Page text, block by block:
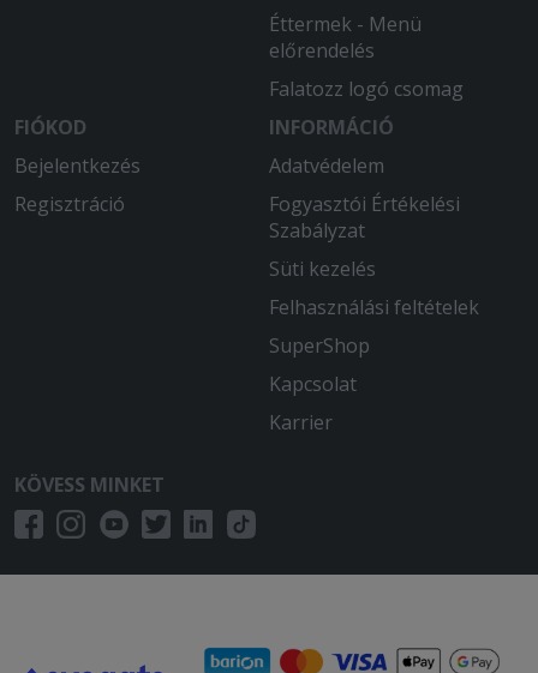
Éttermek - Menü
előrendelés
Falatozz logó csomag
FIÓKOD
Bejelentkezés
Regisztráció
INFORMÁCIÓ
Adatvédelem
Fogyasztói Értékelési
Szabályzat
Süti kezelés
Felhasználási feltételek
SuperShop
Kapcsolat
Karrier
KÖVESS MINKET